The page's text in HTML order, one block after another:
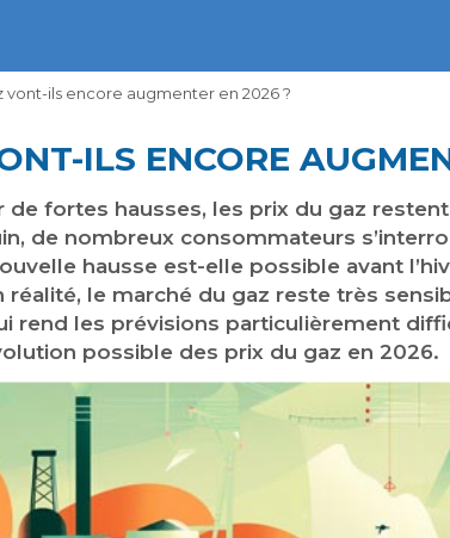
vont-ils encore augmenter en 2026 ?
ILS ENCORE
de fortes hausses, les prix du gaz
de nombreux consommateurs
hausse est-elle possible avant
réalité, le marché du gaz reste très
rend les prévisions particulièrement
possible des prix du gaz en 2026.